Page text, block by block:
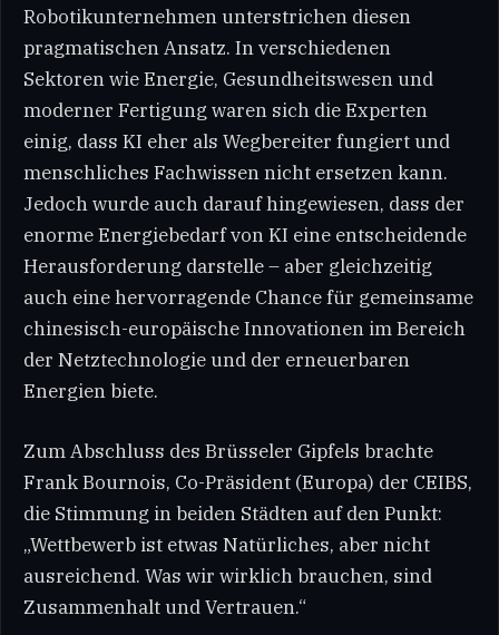
Robotikunternehmen unterstrichen diesen
pragmatischen Ansatz. In verschiedenen
Sektoren wie Energie, Gesundheitswesen und
moderner Fertigung waren sich die Experten
einig, dass KI eher als Wegbereiter fungiert und
menschliches Fachwissen nicht ersetzen kann.
Jedoch wurde auch darauf hingewiesen, dass der
enorme Energiebedarf von KI eine entscheidende
Herausforderung darstelle – aber gleichzeitig
auch eine hervorragende Chance für gemeinsame
chinesisch-europäische Innovationen im Bereich
der Netztechnologie und der erneuerbaren
Energien biete.
Zum Abschluss des Brüsseler Gipfels brachte
Frank Bournois, Co-Präsident (Europa) der CEIBS,
die Stimmung in beiden Städten auf den Punkt:
„Wettbewerb ist etwas Natürliches, aber nicht
ausreichend. Was wir wirklich brauchen, sind
Zusammenhalt und Vertrauen.“